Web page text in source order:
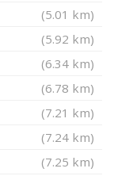
(5.01 km)
(5.92 km)
(6.34 km)
(6.78 km)
(7.21 km)
(7.24 km)
(7.25 km)